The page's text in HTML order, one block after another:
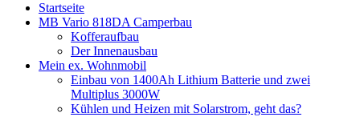
Startseite
MB Vario 818DA Camperbau
Kofferaufbau
Der Innenausbau
Mein ex. Wohnmobil
Einbau von 1400Ah Lithium Batterie und zwei
Multiplus 3000W
Kühlen und Heizen mit Solarstrom, geht das?